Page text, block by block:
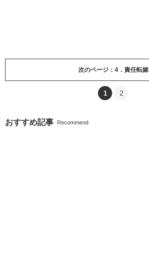
次のページ：4．責任転嫁
1 2
おすすめ記事 Recommend